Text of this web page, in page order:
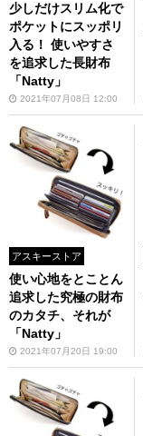
少しだけスリム化で
ポケットにスッポリ
入る！ 使いやすさ
を追求した長財布
「Natty」
2021年07月08日 12:00
アスキーストア
使い心地をとことん
追求した究極の財布
のカタチ、それが
「Natty」
2021年07月20日 19:00